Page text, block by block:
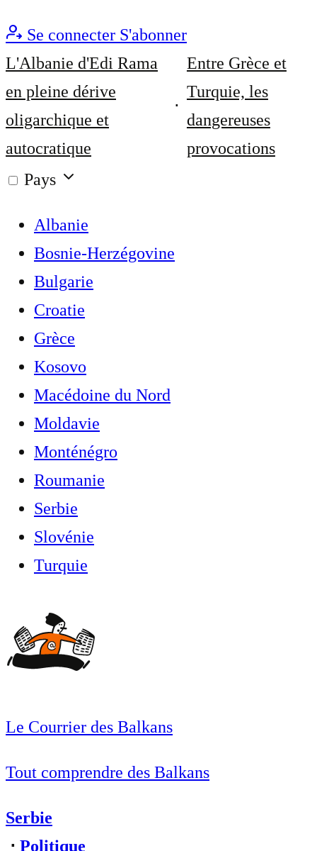
Se connecter S'abonner
L'Albanie d'Edi Rama
en pleine dérive
oligarchique et
autocratique
Entre Grèce et
Turquie, les
dangereuses
provocations
Pays
Albanie
Bosnie-Herzégovine
Bulgarie
Croatie
Grèce
Kosovo
Macédoine du Nord
Moldavie
Monténégro
Roumanie
Serbie
Slovénie
Turquie
Le Courrier des Balkans
Tout comprendre des Balkans
Serbie
⋅ Politique